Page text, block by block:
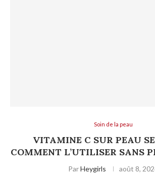
Soin de la peau
VITAMINE C SUR PEAU
COMMENT L’UTILISER SANS
ParHeygirls août 8,